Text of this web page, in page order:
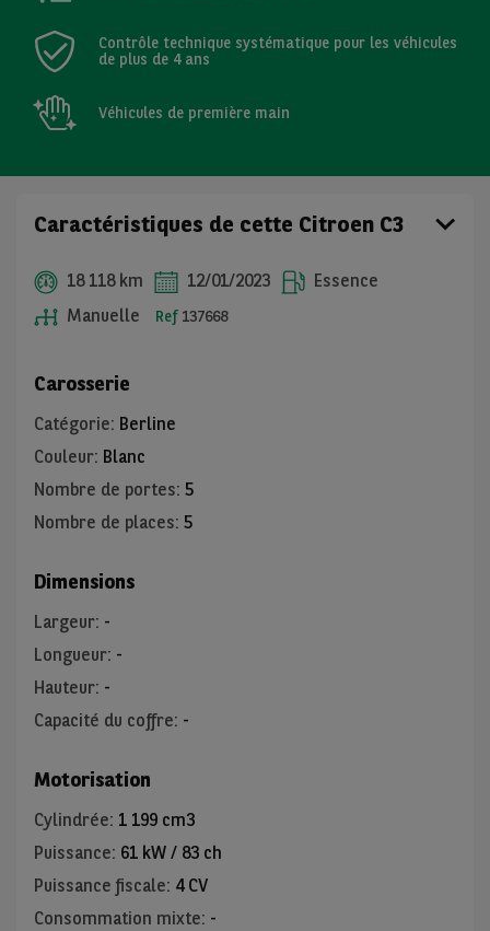
Contrôle technique systématique pour les véhicules
de plus de 4 ans
Véhicules de première main
Caractéristiques de cette Citroen C3
18 118 km 12/01/2023
Essence
Manuelle
Ref 137668
Carosserie
Catégorie: Berline
Couleur: Blanc
Nombre de portes: 5
Nombre de places: 5
Dimensions
Largeur: -
Longueur: -
Hauteur: -
Capacité du coffre: -
Motorisation
Cylindrée: 1 199 cm3
Puissance: 61 kW / 83 ch
Puissance fiscale: 4 CV
Consommation mixte: -